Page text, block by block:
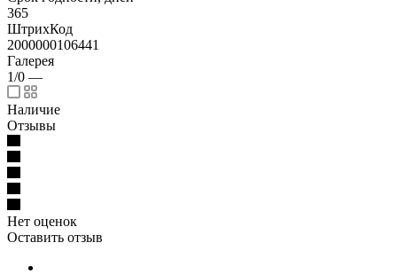
365
ШтрихКод
2000000106441
Галерея
1/0 —
Наличие
Отзывы
Нет оценок
Оставить отзыв